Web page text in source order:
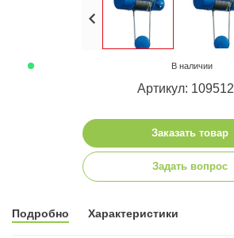
В наличии
Артикул: 109512
Заказать товар
Задать вопрос
Подробно Характеристики